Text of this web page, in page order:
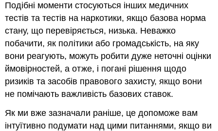
Подібні моменти стосуються інших медичних
тестів та тестів на наркотики, якщо базова норма
стану, що перевіряється, низька. Неважко
побачити, як політики або громадськість, на яку
вони реагують, можуть робити дуже неточні оцінки
ймовірностей, а отже, і погані рішення щодо
ризиків та засобів правового захисту, якщо вони
не помічають важливість базових ставок.
Як ми вже зазначали раніше, це допоможе вам
інтуїтивно подумати над цими питаннями, якщо ви